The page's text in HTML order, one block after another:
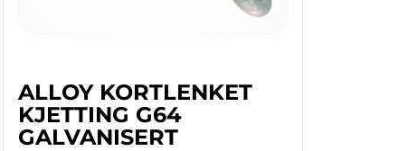
ALLOY KORTLENKET
KJETTING G64
GALVANISERT